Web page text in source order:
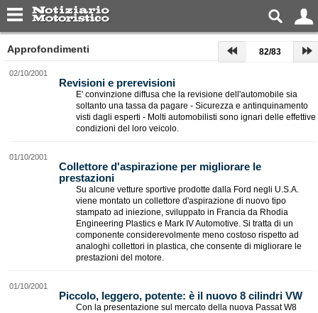
82/83
Approfondimenti
02/10/2001
Revisioni e prerevisioni
E' convinzione diffusa che la revisione dell'automobile sia
soltanto una tassa da pagare - Sicurezza e antinquinamento
visti dagli esperti - Molti automobilisti sono ignari delle effettive
condizioni del loro veicolo.
01/10/2001
Collettore d'aspirazione per migliorare le
prestazioni
Su alcune vetture sportive prodotte dalla Ford negli U.S.A.
viene montato un collettore d'aspirazione di nuovo tipo
stampato ad iniezione, sviluppato in Francia da Rhodia
Engineering Plastics e Mark IV Automotive. Si tratta di un
componente considerevolmente meno costoso rispetto ad
analoghi collettori in plastica, che consente di migliorare le
prestazioni del motore.
01/10/2001
Piccolo, leggero, potente: è il nuovo 8 cilindri VW
Con la presentazione sul mercato della nuova Passat W8